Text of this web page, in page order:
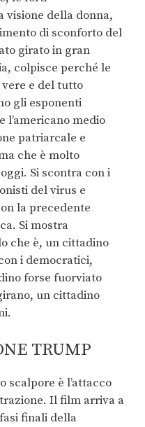
visione della donna,
di sconforto del
girato in gran
colpisce perché le
e del tutto
gli esponenti
l’americano medio
patriarcale e
che è molto
Si scontra con i
del virus e
la precedente
Si mostra
che è, un cittadino
i democratici,
forse fuorviato
un cittadino
TRUMP
scalpore è l’attacco
Il film arriva a
finali della